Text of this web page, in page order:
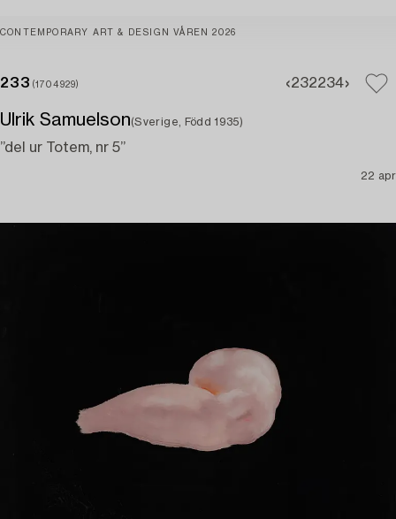
CONTEMPORARY ART & DESIGN VÅREN 2026
233 (1704929) 232234
Ulrik Samuelson(Sverige, Född 1935)
”del ur Totem, nr 5”
22 apr